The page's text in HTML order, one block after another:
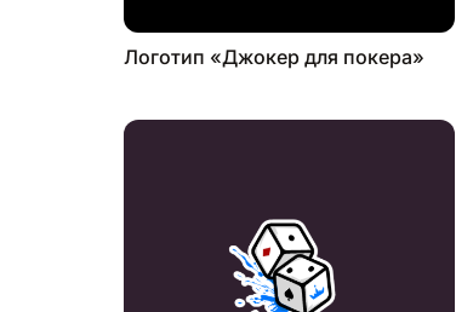
Логотип «Джокер для покера»